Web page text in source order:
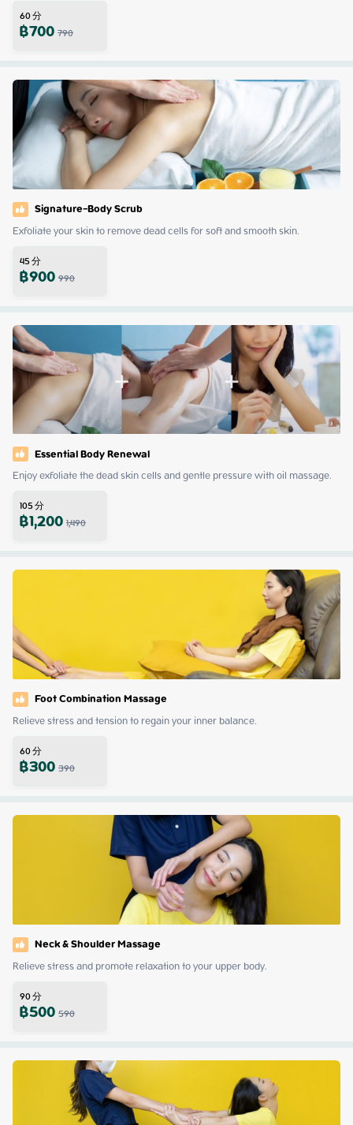
60分
฿700790
Signature-Body Scrub
Exfoliate your skin to remove dead cells for soft and smooth skin.
45分
฿900990
Essential Body Renewal
Enjoy exfoliate the dead skin cells and gentle pressure with oil massage.
105分
฿1,2001,490
Foot Combination Massage
Relieve stress and tension to regain your inner balance.
60分
฿300390
Neck & Shoulder Massage
Relieve stress and promote relaxation to your upper body.
90分
฿500590